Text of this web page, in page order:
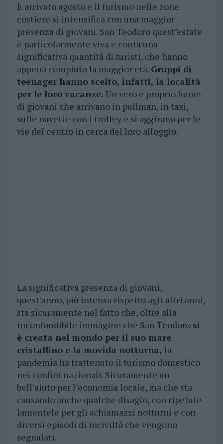
È arrivato agosto e il turismo nelle zone
costiere si intensifica con una maggior
presenza di giovani. San Teodoro quest’estate
è particolarmente viva e conta una
significativa quantità di turisti, che hanno
appena compiuto la maggior età. Gruppi di
teenager hanno scelto, infatti, la località
per le loro vacanze. Un vero e proprio fiume
di giovani che arrivano in pullman, in taxi,
sulle navette con i trolley e si aggirano per le
vie del centro in cerca del loro alloggio.
La significativa presenza di giovani,
quest’anno, più intensa rispetto agli altri anni,
sta sicuramente nel fatto che, oltre alla
inconfondibile immagine che San Teodoro si
è creata nel mondo per il suo mare
cristallino e la movida notturna, la
pandemia ha trattenuto il turismo domestico
nei confini nazionali. Sicuramente un
bell’aiuto per l’economia locale, ma che sta
causando anche qualche disagio, con ripetute
lamentele per gli schiamazzi notturni e con
diversi episodi di inciviltà che vengono
segnalati.